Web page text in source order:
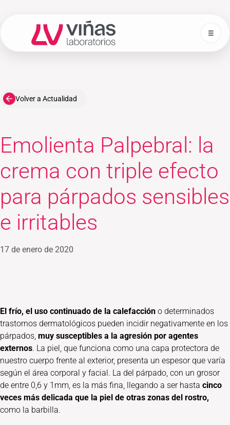
Laboratorios Viñas ☰
Volver a Actualidad
Emolienta Palpebral: la
crema con triple efecto
para párpados sensibles
e irritables
17 de enero de 2020
El frío, el uso continuado de la calefacción o determinados
trastornos dermatológicos pueden incidir negativamente en los
párpados, muy susceptibles a la agresión por agentes
externos. La piel, que funciona como una capa protectora de
nuestro cuerpo frente al exterior, presenta un espesor que varía
según el área corporal y facial. La del párpado, con un grosor
de entre 0,6 y 1mm, es la más fina, llegando a ser hasta cinco
veces más delicada que la piel de otras zonas del rostro,
como la barbilla.